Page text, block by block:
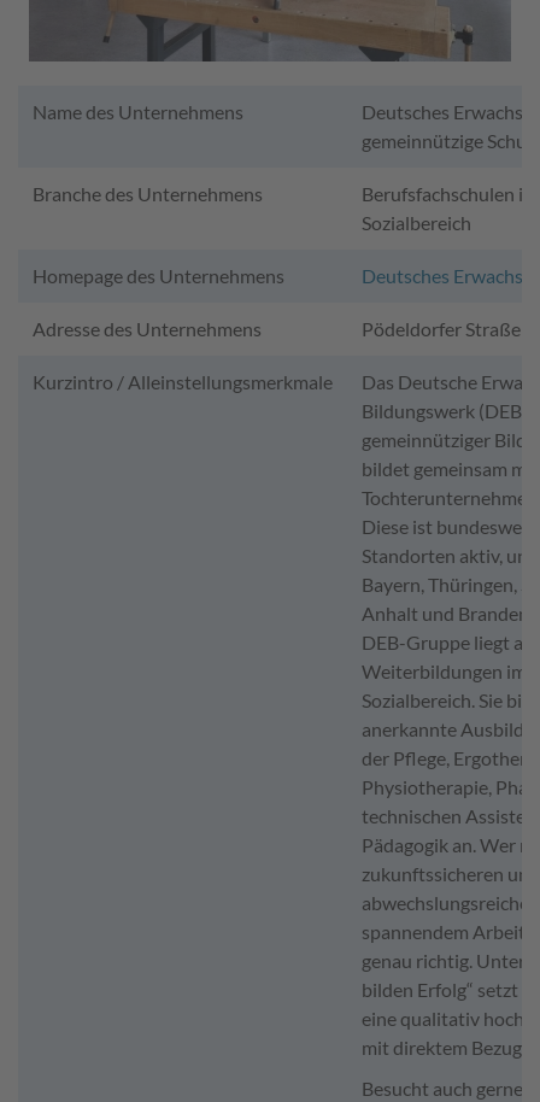
Name des Unternehmens
Deutsches
gemeinnützige
Branche des Unternehmens
Berufsfachschulen
Sozialbereich
Homepage des Unternehmens Deutsches
Adresse des Unternehmens Pödeldorfer Straße
Kurzintro / Alleinstellungsmerkmale
Das Deutsche
Bildungswerk (DEB)
gemeinnütziger
bildet gemeinsam
Diese ist bundesweit
Standorten aktiv,
Bayern, Thüringen,
Anhalt und
DEB-Gruppe liegt
Weiterbildungen im
Sozialbereich. Sie
anerkannte
der Pflege,
Physiotherapie,
technischen
Pädagogik an. Wer
zukunftssicheren und
spannendem
genau richtig. Unter
bilden Erfolg“ setzt
eine qualitativ
mit direktem Bezug
Besucht auch gerne